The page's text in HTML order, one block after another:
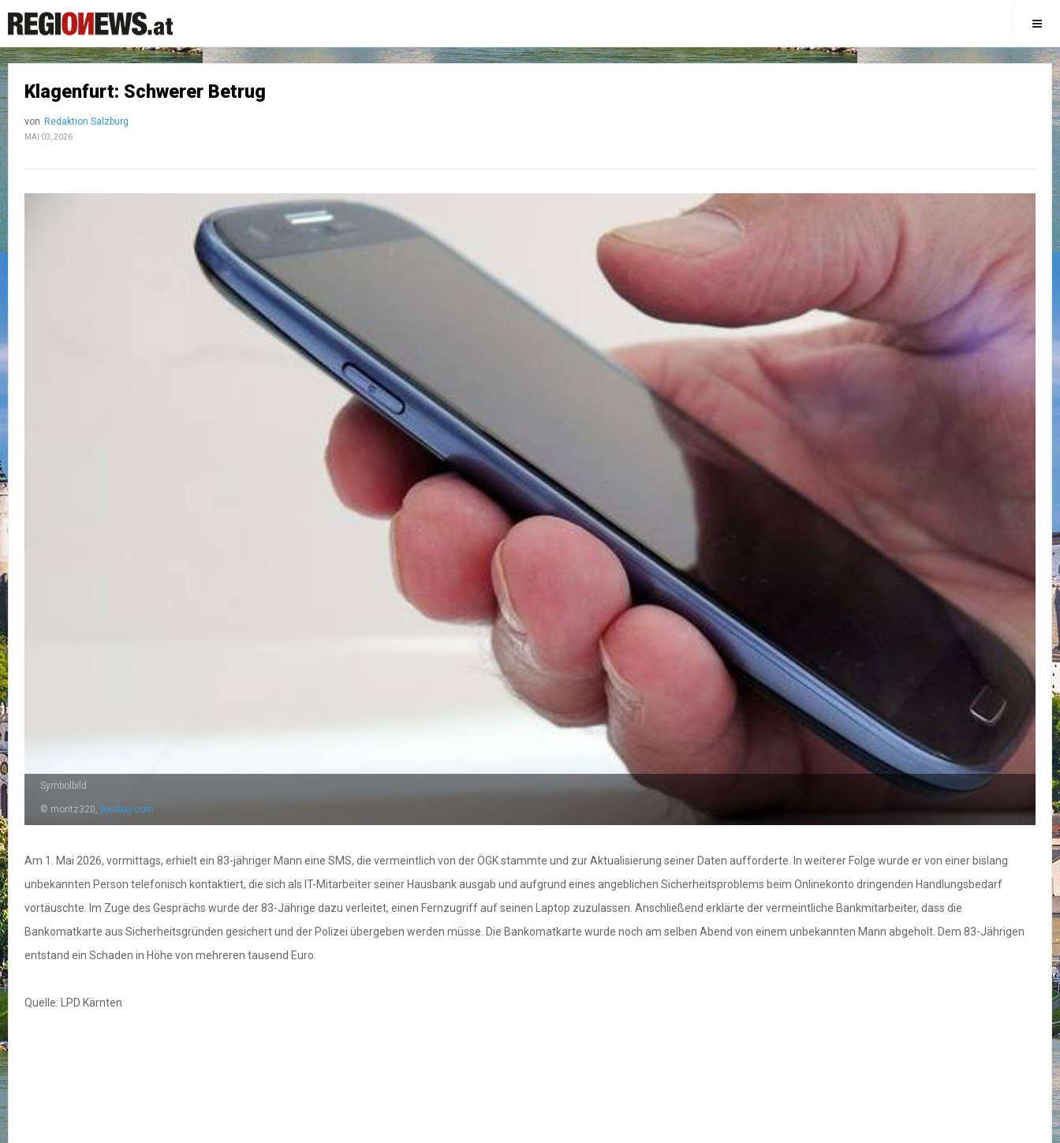
Klagenfurt: Schwerer Betrug
von Redaktion Salzburg
MAI 03, 2026
Symbolbild
© moritz320, pixabay.com
Am 1. Mai 2026, vormittags, erhielt ein 83-jähriger Mann eine SMS, die vermeintlich von der ÖGK stammte und zur Aktualisierung seiner Daten aufforderte. In weiterer Folge wurde er von einer bislang
unbekannten Person telefonisch kontaktiert, die sich als IT-Mitarbeiter seiner Hausbank ausgab und aufgrund eines angeblichen Sicherheitsproblems beim Onlinekonto dringenden Handlungsbedarf
vortäuschte. Im Zuge des Gesprächs wurde der 83-Jährige dazu verleitet, einen Fernzugriff auf seinen Laptop zuzulassen. Anschließend erklärte der vermeintliche Bankmitarbeiter, dass die
Bankomatkarte aus Sicherheitsgründen gesichert und der Polizei übergeben werden müsse. Die Bankomatkarte wurde noch am selben Abend von einem unbekannten Mann abgeholt. Dem 83-Jährigen
entstand ein Schaden in Höhe von mehreren tausend Euro.
Quelle: LPD Kärnten